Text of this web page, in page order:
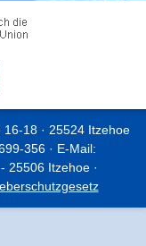
18 · 25524 Itzehoe
356 · E-Mail:
25506 Itzehoe ·